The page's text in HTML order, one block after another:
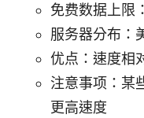
免费数据上限
服务器分布：
优点：速度相
注意事项：某
更高速度